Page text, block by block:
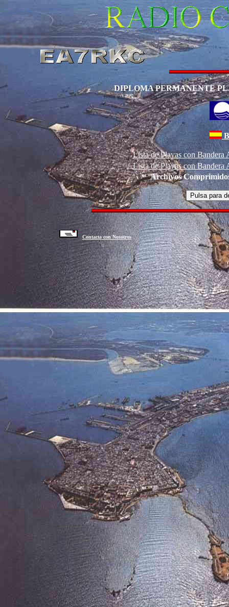
DIPLOMA PERMANENTE
Lista de Playas con Bandera
Lista de Playas con Bandera
Archivos
Contacta con Nosotros